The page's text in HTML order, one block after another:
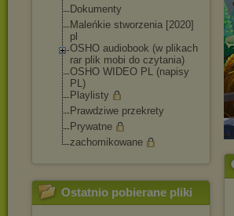
Dokumenty
Maleńkie stworzenia [2020]
pl
OSHO audiobook (w plikach
rar plik mobi do czytania)
OSHO WIDEO PL (napisy
PL)
Playlisty
Prawdziwe przekrety
Prywatne
zachomikowane
Ostatnio pobierane pliki